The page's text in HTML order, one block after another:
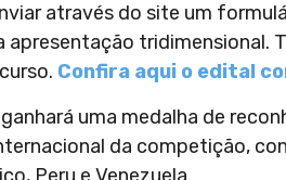
através do site um
tridimensional.
Confira aqui o edital
uma medalha de
da competição,